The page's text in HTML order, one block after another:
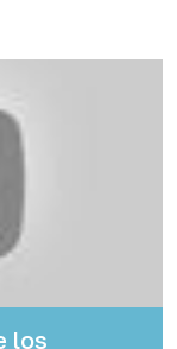
los